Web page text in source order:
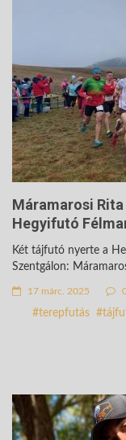
Máramarosi
Hegyifutó
Két tájfutó nyerte a
Szentgálon:
17 márc. 2025
terepfutás